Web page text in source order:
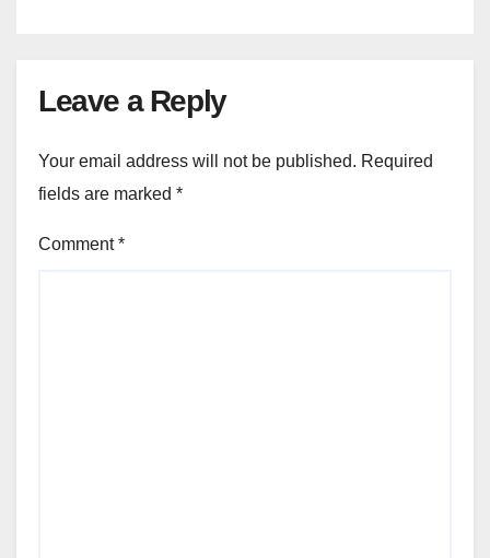
Leave a Reply
Your email address will not be published. Required
fields are marked *
Comment*